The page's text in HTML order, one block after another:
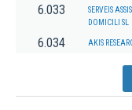
6.033
SERVEIS
DOMICILI SL
6.034 AKIS